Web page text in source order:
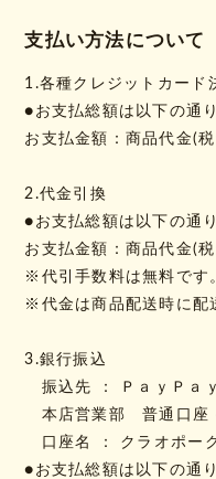
支払い方法について
1.各種クレジットカード
●お支払総額は以下の通
お支払金額：商品代金(
2.代金引換
●お支払総額は以下の通
お支払金額：商品代金(
※代引手数料は無料です
※代金は商品配送時に配
3.銀行振込
振込先 ： ＰａｙＰａ
本店営業部 普通口座
口座名 ： クラオポー
●お支払総額は以下の通